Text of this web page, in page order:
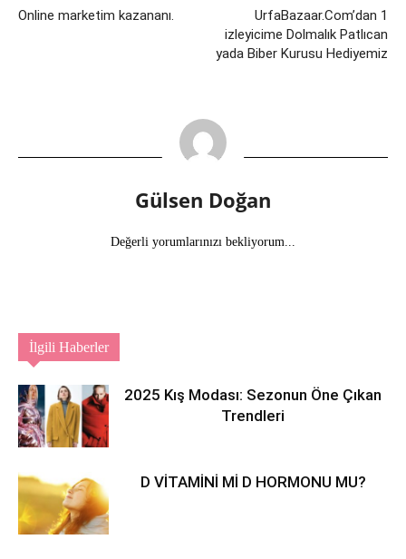
Online marketim kazananı.
UrfaBazaar.Com’dan 1
izleyicime Dolmalık Patlıcan
yada Biber Kurusu Hediyemiz
Gülsen Doğan
Değerli yorumlarınızı bekliyorum...
İlgili Haberler
2025 Kış Modası: Sezonun Öne Çıkan
Trendleri
D VİTAMİNİ Mİ D HORMONU MU?